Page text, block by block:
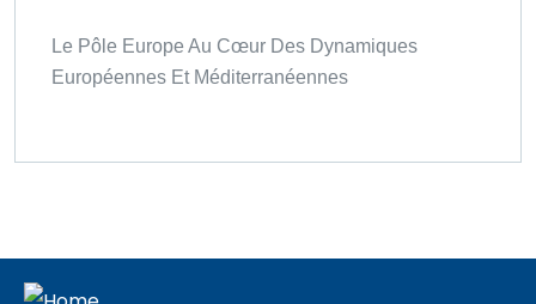
Le Pôle Europe Au Cœur Des Dynamiques
Européennes Et Méditerranéennes